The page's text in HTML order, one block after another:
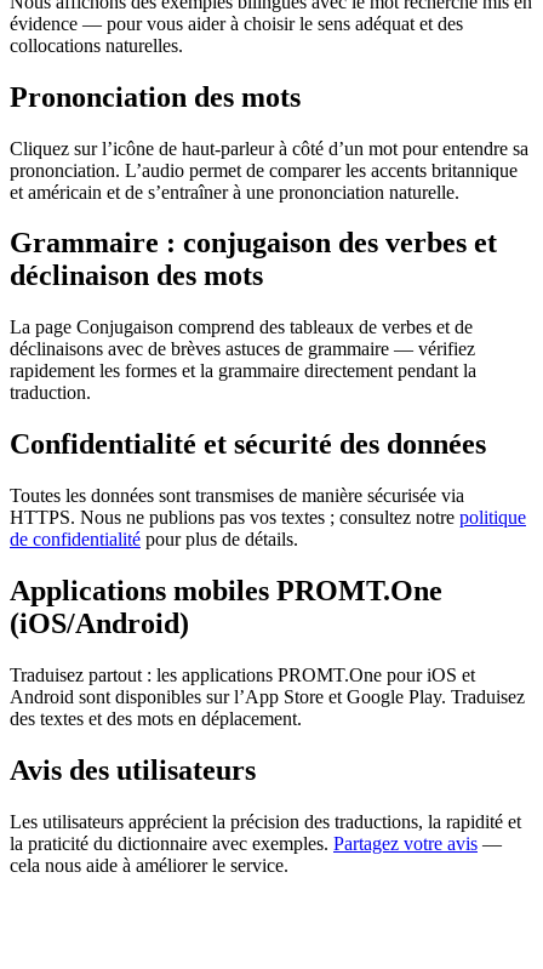
évidence — pour vous aider à choisir le sens adéquat et des
collocations naturelles.
Prononciation des mots
Cliquez sur l’icône de haut-parleur à côté d’un mot pour entendre sa
prononciation. L’audio permet de comparer les accents britannique
et américain et de s’entraîner à une prononciation naturelle.
Grammaire : conjugaison des verbes et
déclinaison des mots
La page Conjugaison comprend des tableaux de verbes et de
déclinaisons avec de brèves astuces de grammaire — vérifiez
rapidement les formes et la grammaire directement pendant la
traduction.
Confidentialité et sécurité des données
Toutes les données sont transmises de manière sécurisée via
HTTPS. Nous ne publions pas vos textes ; consultez notre politique
de confidentialité pour plus de détails.
Applications mobiles PROMT.One
(iOS/Android)
Traduisez partout : les applications PROMT.One pour iOS et
Android sont disponibles sur l’App Store et Google Play. Traduisez
des textes et des mots en déplacement.
Avis des utilisateurs
Les utilisateurs apprécient la précision des traductions, la rapidité et
la praticité du dictionnaire avec exemples. Partagez votre avis —
cela nous aide à améliorer le service.